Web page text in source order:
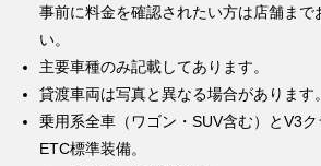
事前に料金を確認されたい方は店舗まで
い。
主要車種のみ記載してあります。
貸渡車両は写真と異なる場合があります。
乗用系全車（ワゴン・SUV含む）とV3ク
ETC標準装備。